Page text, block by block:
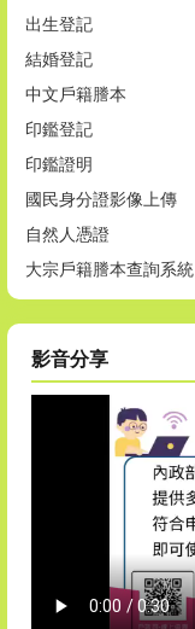
出生登記
結婚登記
中文戶籍謄本
印鑑登記
印鑑證明
國民身分證影像上傳
自然人憑證
大宗戶籍謄本查詢系統
影音分享